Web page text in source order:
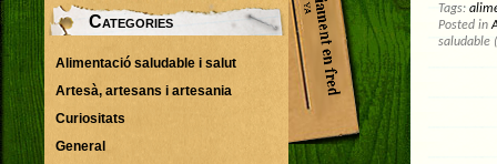
Tags:
Posted in
saludable
Categories
Alimentació saludable i salut
Artesà, artesans i artesania
Curiositats
General